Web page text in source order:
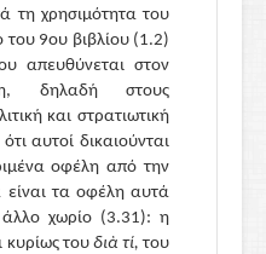
τη χρησιμότητα του
του 9ου βιβλίου (1.2)
απευθύνεται στον
δηλαδή στους
και στρατιωτική
αυτοί δικαιούνται
οφέλη από την
τα οφέλη αυτά
χωρίο (3.31): η
κυρίως του διὰ τί, του